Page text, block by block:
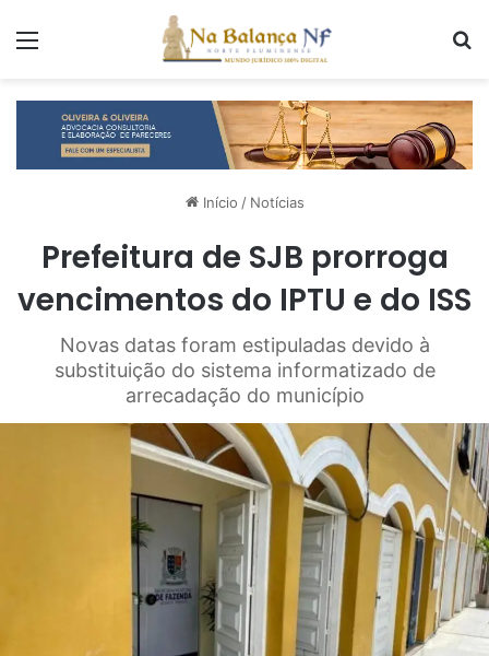
Início / Notícias
Prefeitura de SJB prorroga
vencimentos do IPTU e do ISS
Novas datas foram estipuladas devido à
substituição do sistema informatizado de
arrecadação do município